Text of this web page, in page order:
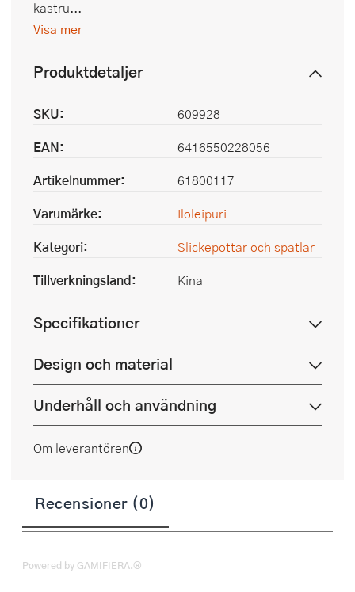
kastru...
Visa mer
Produktdetaljer
SKU:
609928
EAN:
6416550228056
Artikelnummer:
61800117
Varumärke:
Iloleipuri
Kategori:
Slickepottar och spatlar
Tillverkningsland:
Kina
Specifikationer
Design och material
Underhåll och användning
Om leverantören
Recensioner (0)
Powered by GAMIFIERA.®